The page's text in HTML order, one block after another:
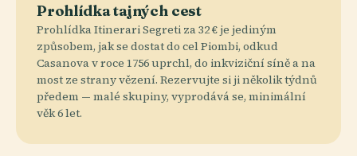
Prohlídka tajných cest
Prohlídka Itinerari Segreti za 32 € je jediným
způsobem, jak se dostat do cel Piombi, odkud
Casanova v roce 1756 uprchl, do inkviziční síně a na
most ze strany vězení. Rezervujte si ji několik týdnů
předem — malé skupiny, vyprodává se, minimální
věk 6 let.